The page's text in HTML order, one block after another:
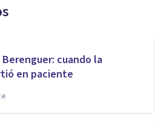
cuando la
en paciente